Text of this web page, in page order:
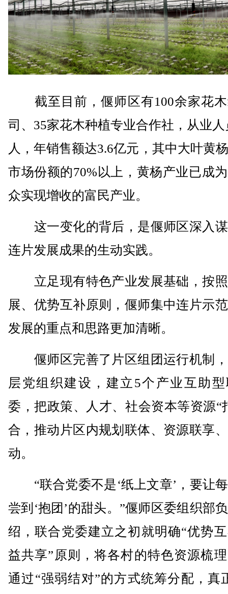
截至目前，偃师区有100余家花木
司、35家花木种植专业合作社，从业人
人，年销售额达3.6亿元，其中大叶黄
市场份额的70%以上，黄杨产业已成
众实现增收的富民产业。
这一变化的背后，是偃师区深入
连片发展成果的生动实践。
立足现有特色产业发展基础，按
展、优势互补原则，偃师集中连片示
发展的重点和思路更加清晰。
偃师区完善了片区组团运行机制
层党组织建设，建立5个产业互助
委，把政策、人才、社会资本等资源“
合，推动片区内规划联体、资源联享
动。
“联合党委不是‘纸上文章’，要让
尝到‘抱团’的甜头。”偃师区委组织部
绍，联合党委建立之初就明确“优势
益共享”原则，将各村的特色资源梳
通过“强弱结对”的方式统筹分配，真